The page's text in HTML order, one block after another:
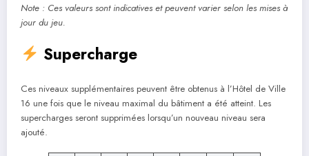
Note : Ces valeurs sont indicatives et peuvent varier selon les mises à
jour du jeu.
Supercharge
Ces niveaux supplémentaires peuvent être obtenus à l’Hôtel de Ville
16 une fois que le niveau maximal du bâtiment a été atteint. Les
supercharges seront supprimées lorsqu’un nouveau niveau sera
ajouté.